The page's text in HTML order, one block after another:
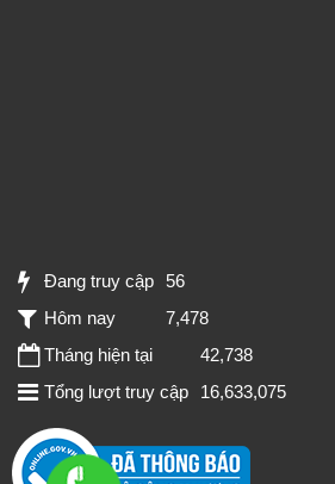
Đang truy cập 56
Hôm nay
7,478
Tháng hiện tại
42,738
Tổng lượt truy cập
16,633,075